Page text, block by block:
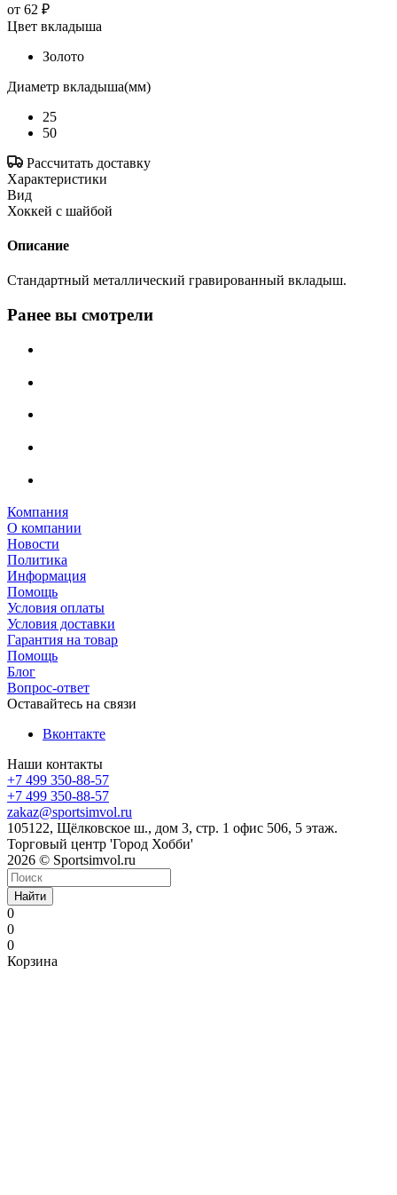
от 62 ₽
Цвет вкладыша
Золото
Диаметр вкладыша(мм)
25
50
Рассчитать доставку
Характеристики
Вид
Хоккей с шайбой
Описание
Стандартный металлический гравированный вкладыш.
Ранее вы смотрели
Компания
О компании
Новости
Политика
Информация
Помощь
Условия оплаты
Условия доставки
Гарантия на товар
Помощь
Блог
Вопрос-ответ
Оставайтесь на связи
Вконтакте
Наши контакты
+7 499 350-88-57
+7 499 350-88-57
zakaz@sportsimvol.ru
105122, Щёлковское ш., дом 3, стр. 1 офис 506, 5 этаж.
Торговый центр 'Город Хобби'
2026 © Sportsimvol.ru
Найти
0
0
0
Корзина